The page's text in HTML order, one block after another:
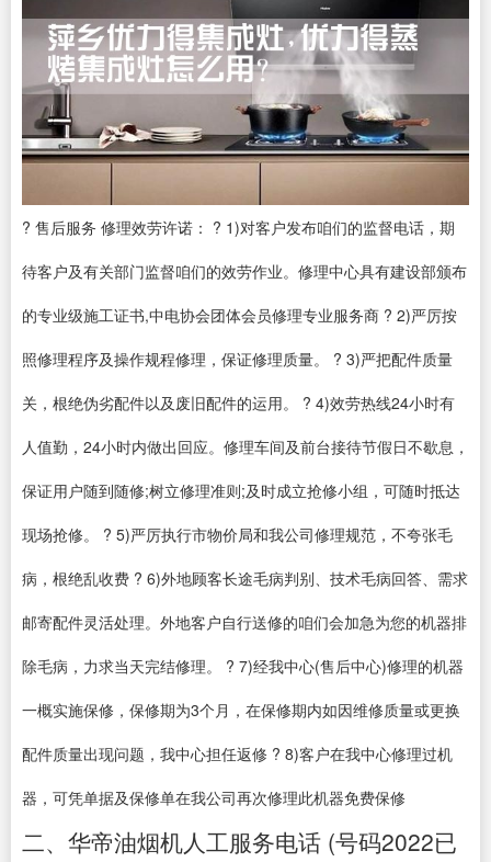
? 售后服务 修理效劳许诺： ? 1)对客户发布咱们的监督电话，期
待客户及有关部门监督咱们的效劳作业。修理中心具有建设部颁布
的专业级施工证书,中电协会团体会员修理专业服务商 ? 2)严厉按
照修理程序及操作规程修理，保证修理质量。 ? 3)严把配件质量
关，根绝伪劣配件以及废旧配件的运用。 ? 4)效劳热线24小时有
人值勤，24小时内做出回应。修理车间及前台接待节假日不歇息，
保证用户随到随修;树立修理准则;及时成立抢修小组，可随时抵达
现场抢修。 ? 5)严厉执行市物价局和我公司修理规范，不夸张毛
病，根绝乱收费 ? 6)外地顾客长途毛病判别、技术毛病回答、需求
邮寄配件灵活处理。外地客户自行送修的咱们会加急为您的机器排
除毛病，力求当天完结修理。 ? 7)经我中心(售后中心)修理的机器
一概实施保修，保修期为3个月，在保修期内如因维修质量或更换
配件质量出现问题，我中心担任返修 ? 8)客户在我中心修理过机
器，可凭单据及保修单在我公司再次修理此机器免费保修
二、华帝油烟机人工服务电话 (号码2022已